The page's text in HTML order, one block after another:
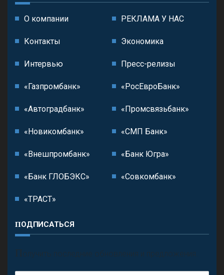
О компании РЕКЛАМА У НАС
Контакты Экономика
Интервью Пресс-релизы
«Газпромбанк» «РосЕвроБанк»
«Автоградбанк» «Промсвязьбанк»
«Новикомбанк» «СМП Банк»
«Внешпромбанк» «Банк Югра»
«Банк ГЛОБЭКС» «Совкомбанк»
«ТРАСТ»
ПОДПИСАТЬСЯ
П олучить последние обновления и предложения.